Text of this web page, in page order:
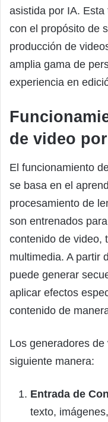
asistida por IA.
con el propósito de
producción de
amplia gama de
experiencia en
de video
El funcionamiento
se basa en el
procesamiento de
son entrenados
contenido de video,
multimedia. A partir
puede generar
aplicar efectos
contenido de
Los generadores
siguiente manera:
Entrada de
texto,